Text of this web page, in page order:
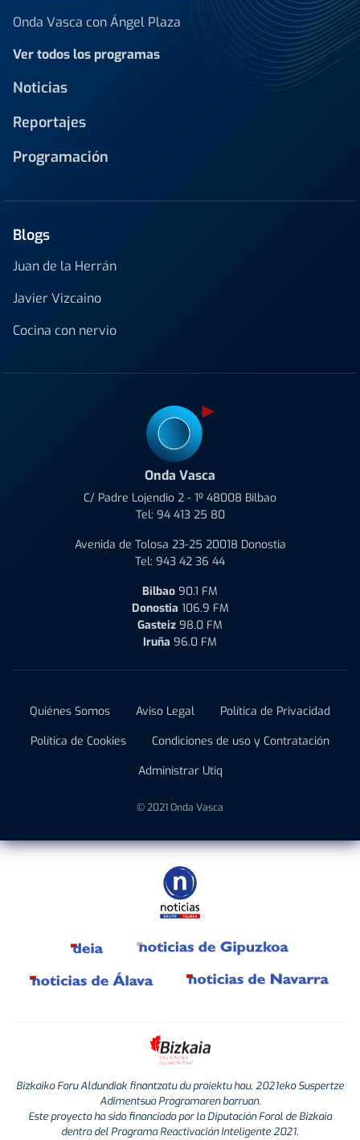
Onda Vasca con Ángel Plaza
Ver todos los programas
Noticias
Reportajes
Programación
Blogs
Juan de la Herrán
Javier Vizcaino
Cocina con nervio
Onda Vasca
C/ Padre Lojendio 2 - 1º 48008 Bilbao
Tel: 94 413 25 80
Avenida de Tolosa 23-25 20018 Donostia
Tel: 943 42 36 44
Bilbao 90.1 FM
Donostia 106.9 FM
Gasteiz 98.0 FM
Iruña 96.0 FM
Quiénes Somos Aviso Legal
Política de Privacidad
Política de Cookies
Condiciones de uso y Contratación
Administrar Utiq
© 2021 Onda Vasca
Bizkaiko Foru Aldundiak finantzatu du proiektu hau, 2021eko Suspertze
Adimentsua Programaren barruan.
Este proyecto ha sido financiado por la Diputación Foral de Bizkaia
dentro del Programa Reactivación Inteligente 2021.